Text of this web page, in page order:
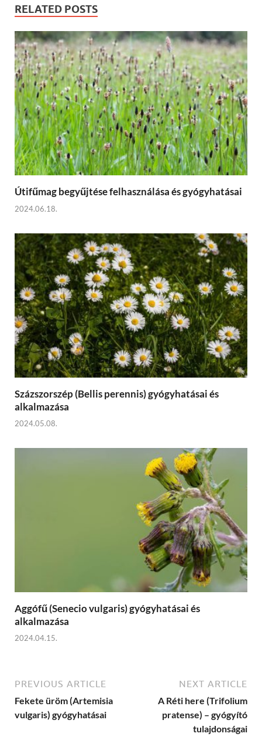
RELATED POSTS
Útifűmag begyűjtése felhasználása és gyógyhatásai
2024.06.18.
Százszorszép (Bellis perennis) gyógyhatásai és
alkalmazása
2024.05.08.
Aggófű (Senecio vulgaris) gyógyhatásai és
alkalmazása
2024.04.15.
PREVIOUS ARTICLE
Fekete üröm (Artemisia
vulgaris) gyógyhatásai
NEXT ARTICLE
A Réti here (Trifolium
pratense) – gyógyító
tulajdonságai